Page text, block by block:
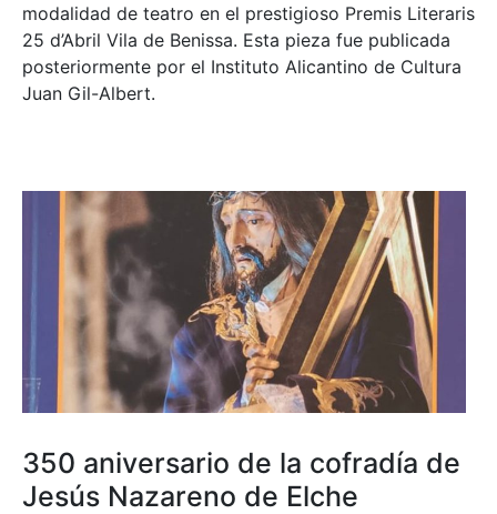
modalidad de teatro en el prestigioso Premis Literaris
25 d’Abril Vila de Benissa. Esta pieza fue publicada
posteriormente por el Instituto Alicantino de Cultura
Juan Gil-Albert.
350 aniversario de la cofradía de
Jesús Nazareno de Elche